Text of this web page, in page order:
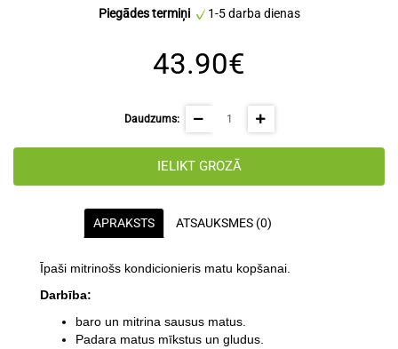
Piegādes termiņi
1-5 darba dienas
43.90€
Daudzums:
IELIKT GROZĀ
APRAKSTS ATSAUKSMES (0)
Īpaši mitrinošs kondicionieris matu kopšanai.
Darbība:
baro un mitrina sausus matus.
Padara matus mīkstus un gludus.